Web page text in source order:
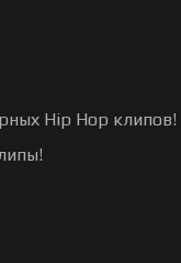
Hip Hop клипов!